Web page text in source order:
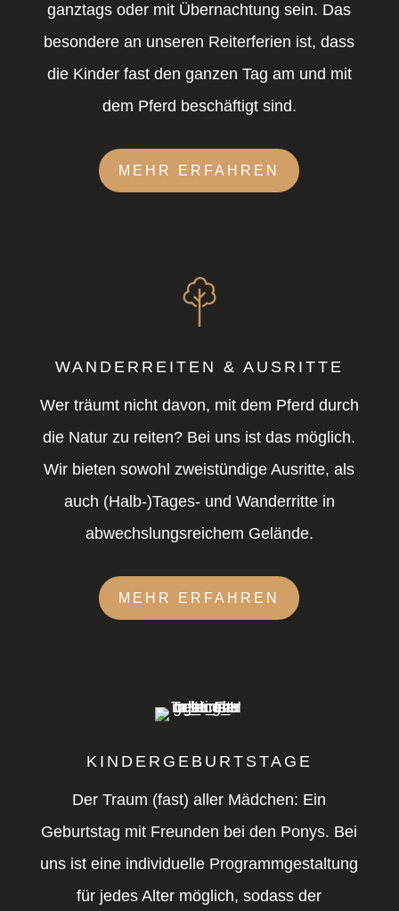
ganztags oder mit Übernachtung sein. Das
besondere an unseren Reiterferien ist, dass
die Kinder fast den ganzen Tag am und mit
dem Pferd beschäftigt sind.
MEHR ERFAHREN
WANDERREITEN & AUSRITTE
Wer träumt nicht davon, mit dem Pferd durch
die Natur zu reiten? Bei uns ist das möglich.
Wir bieten sowohl zweistündige Ausritte, als
auch (Halb-)Tages- und Wanderritte in
abwechslungsreichem Gelände.
MEHR ERFAHREN
KINDERGEBURTSTAGE
Der Traum (fast) aller Mädchen: Ein
Geburtstag mit Freunden bei den Ponys. Bei
uns ist eine individuelle Programmgestaltung
für jedes Alter möglich, sodass der